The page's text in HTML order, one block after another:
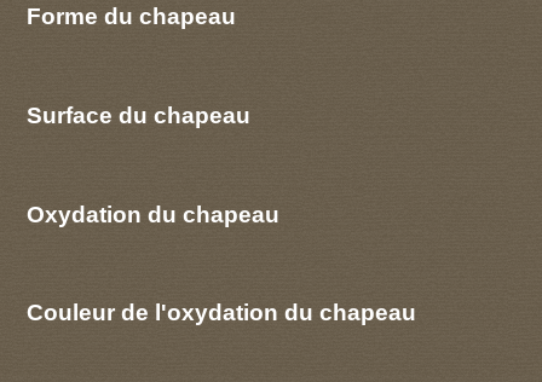
Forme du chapeau
Surface du chapeau
Oxydation du chapeau
Couleur de l'oxydation du chapeau